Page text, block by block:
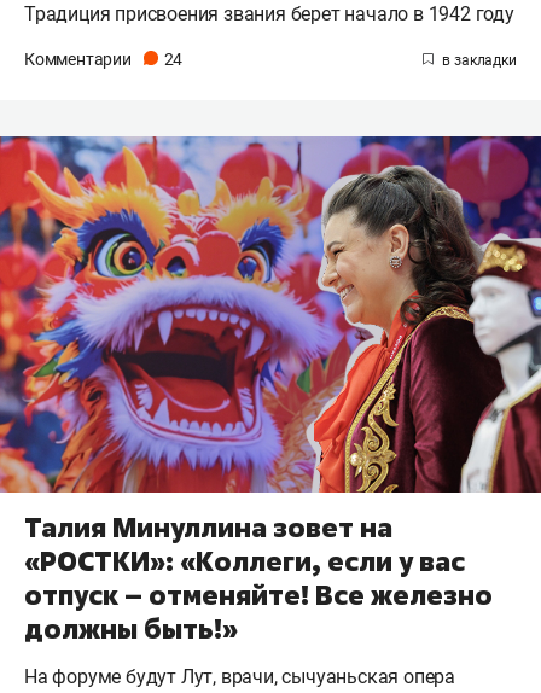
Традиция присвоения звания берет начало в 1942 году
Комментарии 24
Талия Минуллина зовет на
«РОСТКИ»: «Коллеги, если у вас
отпуск – отменяйте! Все железно
должны быть!»
На форуме будут Лут, врачи, сычуаньская опера